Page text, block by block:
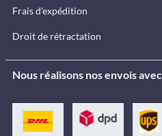
Frais d'expédition
Droit de rétractation
Nous réalisons nos envois avec